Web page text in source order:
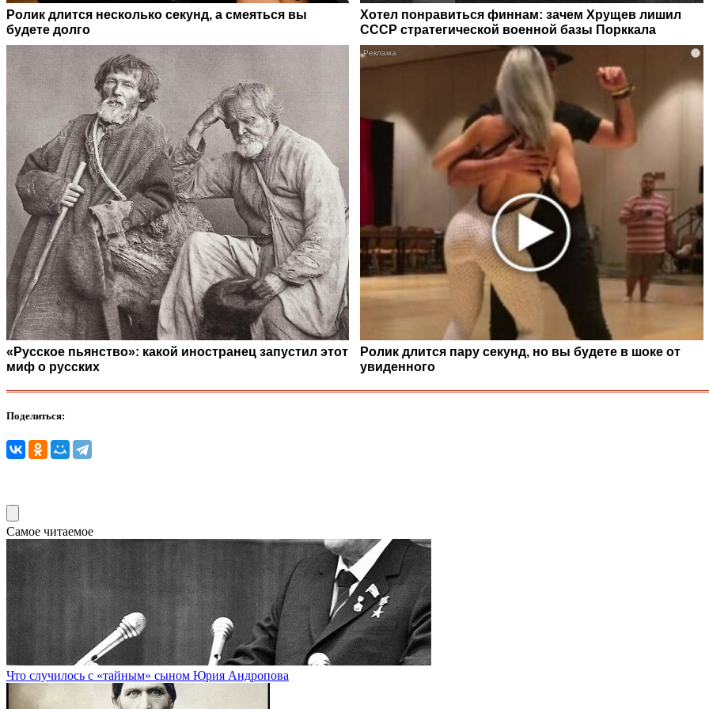
Ролик длится несколько секунд, а смеяться вы
будете долго
Хотел понравиться финнам: зачем Хрущев лишил
СССР стратегической военной базы Порккала
«Русское пьянство»: какой иностранец запустил этот
миф о русских
i
Ролик длится пару секунд, но вы будете в шоке от
увиденного
Поделиться:
Самое читаемое
Что случилось с «тайным» сыном Юрия Андропова